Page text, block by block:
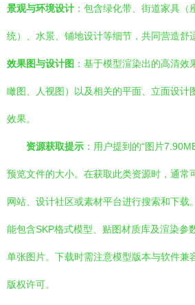
景观与环境设计 ：包含绿化带、街道家具（
统）、水景、铺地设计等细节，共同营造舒
效果图与设计图 ：基于模型渲染出的高清
瞰图、人视图）以及相关的平面、立面设计
效果。
资源获取提示 ：用户提到的“图片
预览文件的大小。在获取此类资源时，通常
网站、设计社区或素材平台进行搜索和下载
能包含SKP格式模型、贴图材质库及渲染参
单张图片。下载时需注意模型版本与软件兼
版权许可。